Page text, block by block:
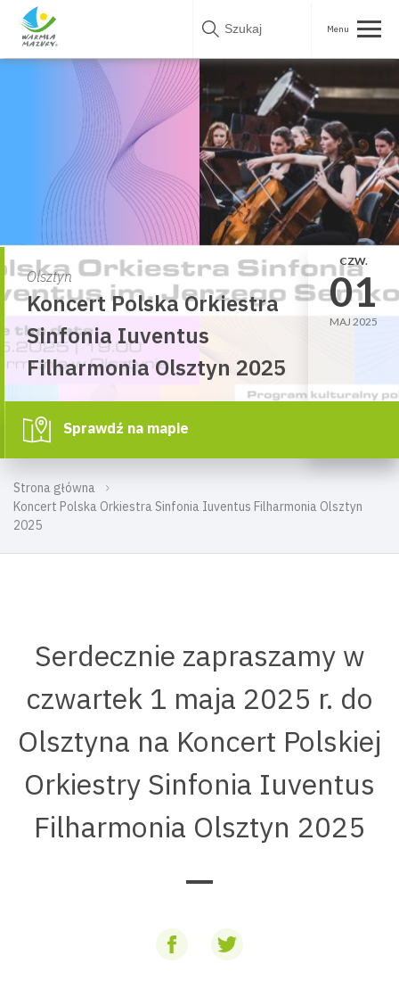
Skip
Strona główna
Koncert Polska Orkiestra Sinfonia Iuventus Filharmonia Olsztyn
2025
Olsztyn
Koncert Polska Orkiestra
Sinfonia Iuventus
Filharmonia Olsztyn 2025
CZW.
01
MAJ 2025
Sprawdź na mapie
Serdecznie zapraszamy w
czwartek 1 maja 2025 r. do
Olsztyna na Koncert Polskiej
Orkiestry Sinfonia Iuventus
Filharmonia Olsztyn 2025